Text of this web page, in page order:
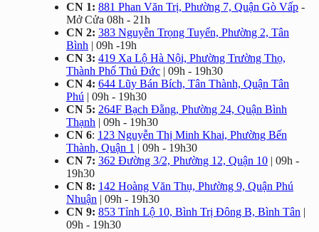
CN 1: 881 Phan Văn Trị, Phường 7, Quận Gò Vấp -
Mở Cửa 08h - 21h
CN 2: 383 Nguyễn Trọng Tuyển, Phường 2, Tân
Bình | 09h -19h
CN 3: 419 Xa Lộ Hà Nội, Phường Trường Thọ,
Thành Phố Thủ Đức | 09h - 19h30
CN 4: 644 Lũy Bán Bích, Tân Thành, Quận Tân
Phú | 09h - 19h30
CN 5: 264F Bạch Đằng, Phường 24, Quận Bình
Thạnh | 09h - 19h30
CN 6: 123 Nguyễn Thị Minh Khai, Phường Bến
Thành, Quận 1 | 09h - 19h30
CN 7: 362 Đường 3/2, Phường 12, Quận 10 | 09h -
19h30
CN 8: 142 Hoàng Văn Thụ, Phường 9, Quận Phú
Nhuận | 09h - 19h30
CN 9: 853 Tỉnh Lộ 10, Bình Trị Đông B, Bình Tân |
09h - 19h30